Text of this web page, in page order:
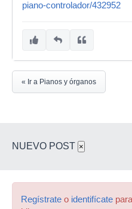
piano-controlador/432952
« Ir a Pianos y órganos
NUEVO POST ×
Regístrate o identifícate